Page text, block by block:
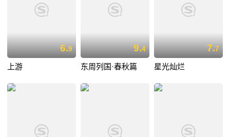
6.9
上游
9.4
东周列国·春秋篇
7.7
星光灿烂